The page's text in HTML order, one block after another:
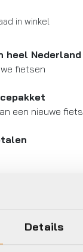
Details
in winkel
heel Nederland
fietsen
een nieuwe fiets